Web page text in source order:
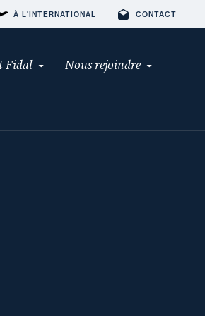
À L'INTERNATIONAL CONTACT
Fidal Nous rejoindre